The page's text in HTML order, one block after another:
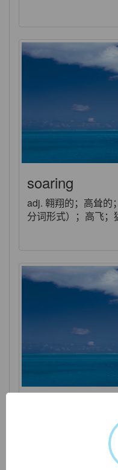
soaring
adj. 翱翔的；高耸的
分词形式）；高飞；
vi. 啜泣，呜咽；（